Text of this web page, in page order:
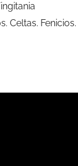
Celtas.